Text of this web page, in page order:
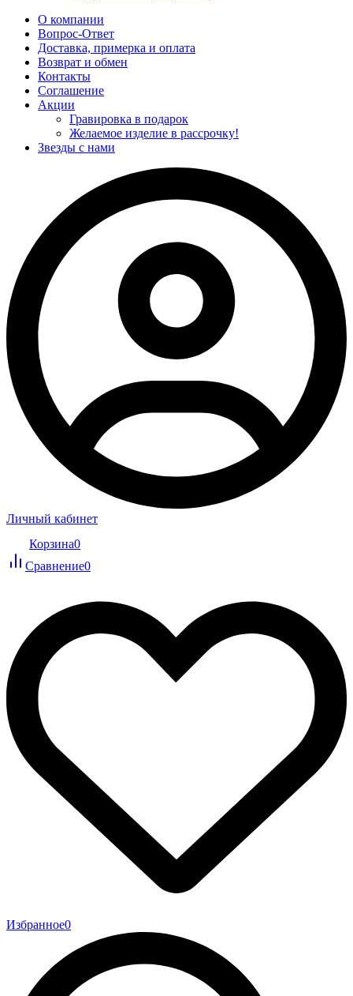
О компании
Вопрос-Ответ
Доставка, примерка и оплата
Возврат и обмен
Контакты
Соглашение
Акции
Гравировка в подарок
Желаемое изделие в рассрочку!
Звезды с нами
Личный кабинет
Корзина0
Сравнение0
Избранное0